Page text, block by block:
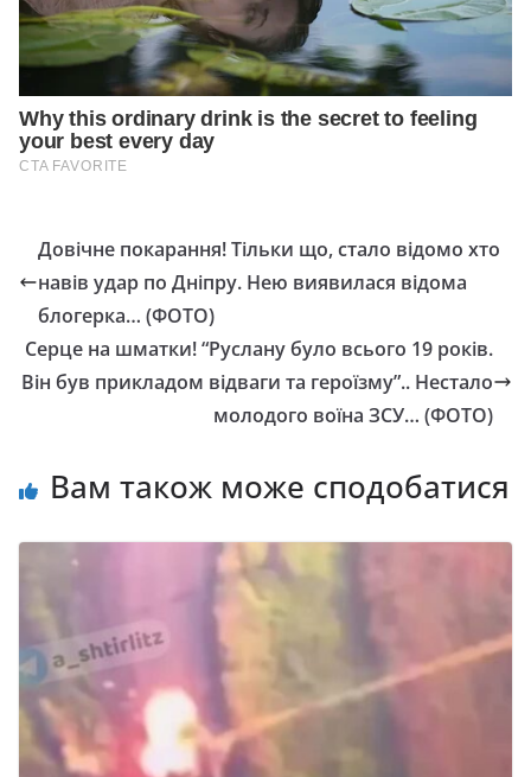
Довічне покарання! Тільки що, стало відомо хто
навів удар по Дніпру. Нею виявилася відома
блогерка… (ФОТО)
Серце на шматки! “Руслану було всього 19 років.
Він був прикладом відваги та героїзму”.. Нестало
молодого воїна ЗСУ… (ФОТО)
Вам також може сподобатися